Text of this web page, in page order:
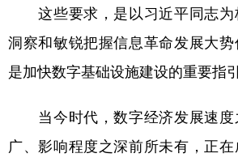
这些要求，是以习近平同志为
洞察和敏锐把握信息革命发展大势
是加快数字基础设施建设的重要指引
当今时代，数字经济发展速度
广、影响程度之深前所未有，正